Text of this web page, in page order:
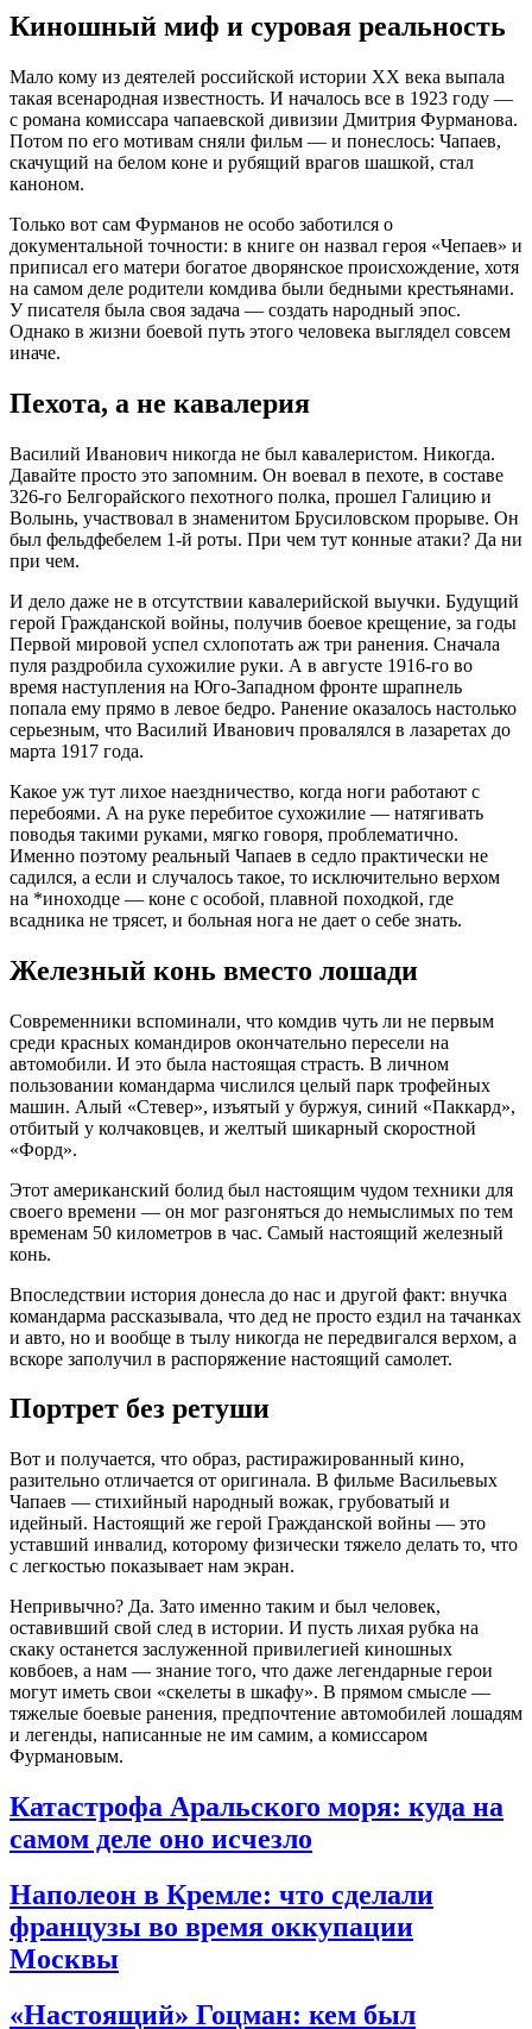
Киношный миф и суровая реальность
Мало кому из деятелей российской истории XX века выпала
такая всенародная известность. И началось все в 1923 году —
с романа комиссара чапаевской дивизии Дмитрия Фурманова.
Потом по его мотивам сняли фильм — и понеслось: Чапаев,
скачущий на белом коне и рубящий врагов шашкой, стал
каноном.
Только вот сам Фурманов не особо заботился о
документальной точности: в книге он назвал героя «Чепаев» и
приписал его матери богатое дворянское происхождение, хотя
на самом деле родители комдива были бедными крестьянами.
У писателя была своя задача — создать народный эпос.
Однако в жизни боевой путь этого человека выглядел совсем
иначе.
Пехота, а не кавалерия
Василий Иванович никогда не был кавалеристом. Никогда.
Давайте просто это запомним. Он воевал в пехоте, в составе
326-го Белгорайского пехотного полка, прошел Галицию и
Волынь, участвовал в знаменитом Брусиловском прорыве. Он
был фельдфебелем 1-й роты. При чем тут конные атаки? Да ни
при чем.
И дело даже не в отсутствии кавалерийской выучки. Будущий
герой Гражданской войны, получив боевое крещение, за годы
Первой мировой успел схлопотать аж три ранения. Сначала
пуля раздробила сухожилие руки. А в августе 1916-го во
время наступления на Юго-Западном фронте шрапнель
попала ему прямо в левое бедро. Ранение оказалось настолько
серьезным, что Василий Иванович провалялся в лазаретах до
марта 1917 года.
Какое уж тут лихое наездничество, когда ноги работают с
перебоями. А на руке перебитое сухожилие — натягивать
поводья такими руками, мягко говоря, проблематично.
Именно поэтому реальный Чапаев в седло практически не
садился, а если и случалось такое, то исключительно верхом
на *иноходце — коне с особой, плавной походкой, где
всадника не трясет, и больная нога не дает о себе знать.
Железный конь вместо лошади
Современники вспоминали, что комдив чуть ли не первым
среди красных командиров окончательно пересели на
автомобили. И это была настоящая страсть. В личном
пользовании командарма числился целый парк трофейных
машин. Алый «Стевер», изъятый у буржуя, синий «Паккард»,
отбитый у колчаковцев, и желтый шикарный скоростной
«Форд».
Этот американский болид был настоящим чудом техники для
своего времени — он мог разгоняться до немыслимых по тем
временам 50 километров в час. Самый настоящий железный
конь.
Впоследствии история донесла до нас и другой факт: внучка
командарма рассказывала, что дед не просто ездил на тачанках
и авто, но и вообще в тылу никогда не передвигался верхом, а
вскоре заполучил в распоряжение настоящий самолет.
Портрет без ретуши
Вот и получается, что образ, растиражированный кино,
разительно отличается от оригинала. В фильме Васильевых
Чапаев — стихийный народный вожак, грубоватый и
идейный. Настоящий же герой Гражданской войны — это
уставший инвалид, которому физически тяжело делать то, что
с легкостью показывает нам экран.
Непривычно? Да. Зато именно таким и был человек,
оставивший свой след в истории. И пусть лихая рубка на
скаку останется заслуженной привилегией киношных
ковбоев, а нам — знание того, что даже легендарные герои
могут иметь свои «скелеты в шкафу». В прямом смысле —
тяжелые боевые ранения, предпочтение автомобилей лошадям
и легенды, написанные не им самим, а комиссаром
Фурмановым.
Катастрофа Аральского моря: куда на
самом деле оно исчезло
Наполеон в Кремле: что сделали
французы во время оккупации
Москвы
«Настоящий» Гоцман: кем был